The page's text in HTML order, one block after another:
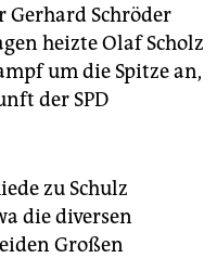
Gerhard Schröder
heizte Olaf Scholz
um die Spitze an,
der SPD
zu Schulz
die diversen
Großen